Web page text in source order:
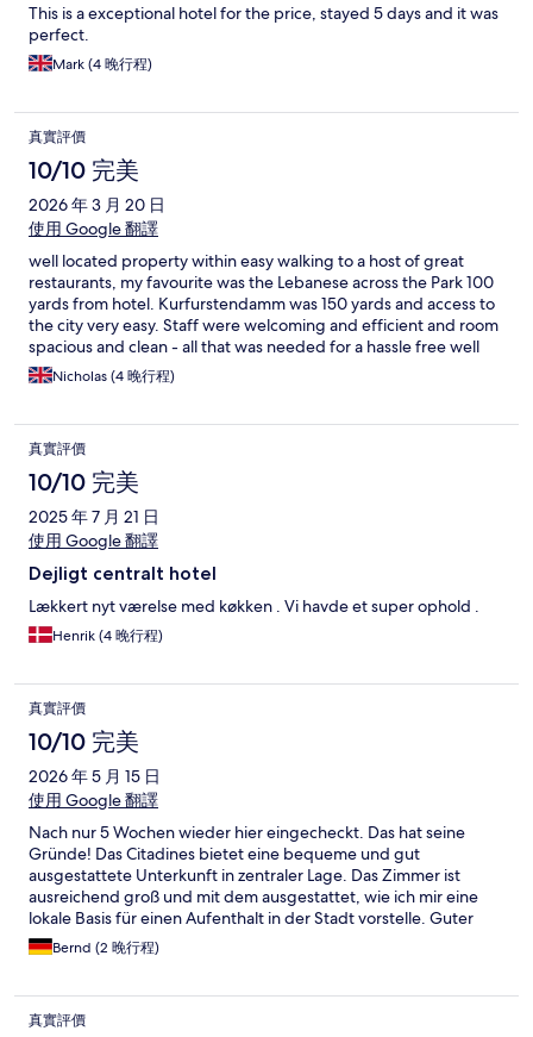
This is a exceptional hotel for the price, stayed 5 days and it was
perfect.
Mark (4 晚行程)
真實評價
10/10 完美
2026 年 3 月 20 日
使用 Google 翻譯
well located property within easy walking to a host of great
restaurants, my favourite was the Lebanese across the Park 100
yards from hotel. Kurfurstendamm was 150 yards and access to
the city very easy. Staff were welcoming and efficient and room
spacious and clean - all that was needed for a hassle free well
priced stay in the centre.
Nicholas (4 晚行程)
真實評價
10/10 完美
2025 年 7 月 21 日
使用 Google 翻譯
Dejligt centralt hotel
Lækkert nyt værelse med køkken . Vi havde et super ophold .
Henrik (4 晚行程)
真實評價
10/10 完美
2026 年 5 月 15 日
使用 Google 翻譯
Nach nur 5 Wochen wieder hier eingecheckt. Das hat seine
Gründe! Das Citadines bietet eine bequeme und gut
ausgestattete Unterkunft in zentraler Lage. Das Zimmer ist
ausreichend groß und mit dem ausgestattet, wie ich mir eine
lokale Basis für einen Aufenthalt in der Stadt vorstelle. Guter
Standard zum fairen Preis.
Bernd (2 晚行程)
真實評價